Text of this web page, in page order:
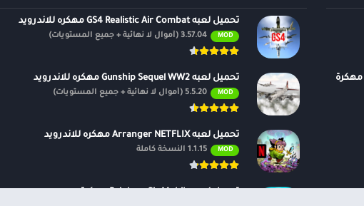
تحميل لعبه GS4 Realistic Air Combat مهكره للاندرويد
MOD 3.57.04 (أموال لا نهائية + جميع المستويات)
تحميل لعبه Gunship Sequel WW2 مهكره للاندرويد
MOD 5.5.20 (أموال لا نهائية + جميع المستويات)
تحميل لعبه Arranger NETFLIX مهكره للاندرويد
MOD 1.1.15 النسخة كاملة